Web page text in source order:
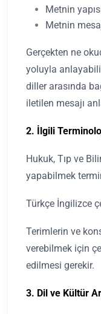
Metnin
Metnin
Gerçekten ne
yoluyla
diller arasında
iletilen mesajı
2. İlgili
Hukuk, Tıp ve
yapabilmek
Türkçe İngilizce
Terimlerin ve
verebilmek için
edilmesi gerekir.
3. Dil ve Kültür